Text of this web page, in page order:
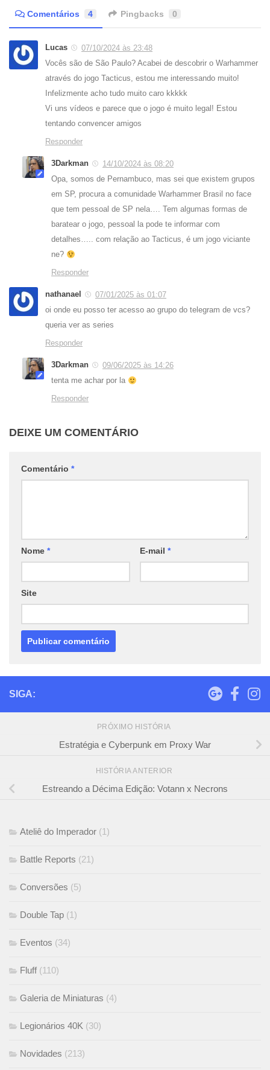
Comentários 4 Pingbacks 0
Lucas
07/10/2024 às 23:48
Vocês são de São Paulo? Acabei de descobrir o Warhammer
através do jogo Tacticus, estou me interessando muito!
Infelizmente acho tudo muito caro kkkkk
Vi uns vídeos e parece que o jogo é muito legal! Estou
tentando convencer amigos
Responder
3Darkman
14/10/2024 às 08:20
Opa, somos de Pernambuco, mas sei que existem grupos
em SP, procura a comunidade Warhammer Brasil no face
que tem pessoal de SP nela…. Tem algumas formas de
baratear o jogo, pessoal la pode te informar com
detalhes….. com relação ao Tacticus, é um jogo viciante
ne?
Responder
nathanael
07/01/2025 às 01:07
oi onde eu posso ter acesso ao grupo do telegram de vcs?
queria ver as series
Responder
3Darkman
09/06/2025 às 14:26
tenta me achar por la
Responder
DEIXE UM COMENTÁRIO
Comentário *
Nome * E-mail *
Site
SIGA:
PRÓXIMO HISTÓRIA
Estratégia e Cyberpunk em Proxy War
HISTÓRIA ANTERIOR
Estreando a Décima Edição: Votann x Necrons
Ateliê do Imperador (1)
Battle Reports (21)
Conversões (5)
Double Tap (1)
Eventos (34)
Fluff (110)
Galeria de Miniaturas (4)
Legionários 40K (30)
Novidades (213)